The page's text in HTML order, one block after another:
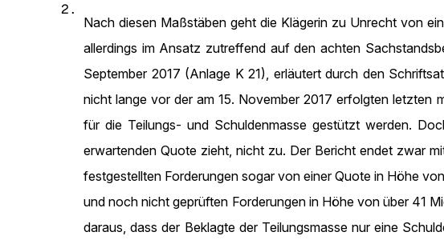
2.
Nach diesen Maßstäben geht die Klägerin zu Unrecht von
allerdings im Ansatz zutreffend auf den achten
September 2017 (Anlage K 21), erläutert durch den
nicht lange vor der am 15. November 2017 erfolgten letzten
für die Teilungs- und Schuldenmasse gestützt werden.
erwartenden Quote zieht, nicht zu. Der Bericht endet zwar
festgestellten Forderungen sogar von einer Quote in Höhe
und noch nicht geprüften Forderungen in Höhe von über 41
daraus, dass der Beklagte der Teilungsmasse nur eine